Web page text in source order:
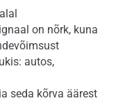
on nõrk, kuna
autos,
seda kõrva äärest